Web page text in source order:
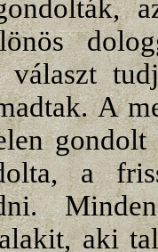
választ
A
a
aki